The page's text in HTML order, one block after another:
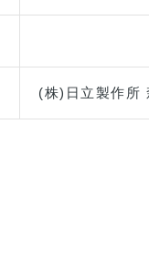
(株)日立製作所